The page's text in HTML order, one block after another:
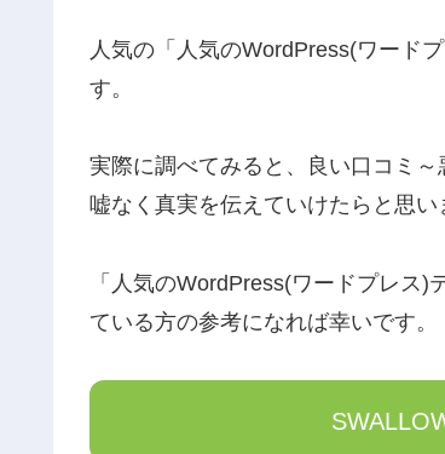
人気の「人気のWordPress(ワード
す。
実際に調べてみると、良い口コミ
嘘なく真実を伝えていけたらと思い
「人気のWordPress(ワードプレ
ている方の参考になれば幸いです。